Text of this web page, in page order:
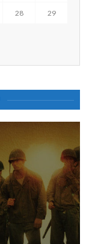
28 29